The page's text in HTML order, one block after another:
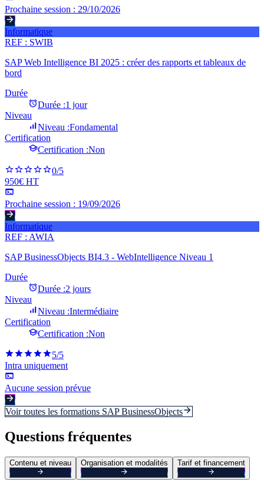
Prochaine session : 29/10/2026
Informatique
REF : SWIB
SAP Web Intelligence BI 2025 : créer des rapports et tableaux de
bord
Durée
Durée :1 jour
Niveau
Niveau :Fondamental
Certification
Certification :Non
0/5
950€ HT
Prochaine session : 19/09/2026
Informatique
REF : AWIA
SAP BusinessObjects BI4.3 - WebIntelligence Niveau 1
Durée
Durée :2 jours
Niveau
Niveau :Intermédiaire
Certification
Certification :Non
5/5
Intra uniquement
Aucune session prévue
Voir toutes les formations SAP BusinessObjects
Questions fréquentes
Contenu et niveau Organisation et modalités Tarif et financement